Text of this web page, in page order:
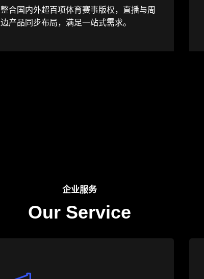
整合国内外超百项体育赛事版权，直播与周
边产品同步布局，满足一站式需求。
企业服务
Our Service